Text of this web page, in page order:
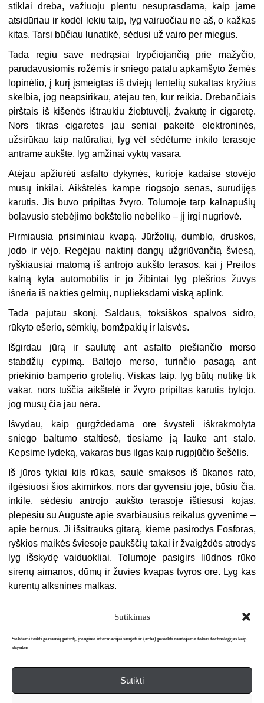
Sutikimas
Siekdami teikti geriausią patirtį, įrenginio informacijai saugoti ir (arba) pasiekti naudojame tokias technologijas kaip
slapukus.
Sutikti
stiklai dreba, važiuoju plentu nesuprasdama, kaip jame
atsidūriau ir kodėl lekiu taip, lyg vairuočiau ne aš, o kažkas
kitas. Tarsi būčiau lunatikė, sėdusi už vairo per miegus.
Tada regiu save nedrąsiai trypčiojančią prie mažyčio,
parudavusiomis rožėmis ir sniego patalu apkamšyto žemės
lopinėlio, į kurį įsmeigtas iš dviejų lentelių sukaltas kryžius
skelbia, jog neapsirikau, atėjau ten, kur reikia. Drebančiais
pirštais iš kišenės ištraukiu žiebtuvėlį, žvakutę ir cigaretę.
Nors tikras cigaretes jau seniai pakeitė elektroninės,
užsirūkau taip natūraliai, lyg vėl sėdėtume inkilo terasoje
antrame aukšte, lyg amžinai vyktų vasara.
Atėjau apžiūrėti asfalto dykynės, kurioje kadaise stovėjo
mūsų inkilai. Aikštelės kampe riogsojo senas, surūdijęs
karutis. Jis buvo pripiltas žvyro. Tolumoje tarp kalnapušių
bolavusio stebėjimo bokštelio nebeliko – jį irgi nugriovė.
Pirmiausia prisiminiau kvapą. Jūržolių, dumblo, druskos,
jodo ir vėjo. Regėjau naktinį dangų užgriūvančią šviesą,
ryškiausiai matomą iš antrojo aukšto terasos, kai į Preilos
kalną kyla automobilis ir jo žibintai lyg plėšrios žuvys
išneria iš nakties gelmių, nuplieksdami viską aplink.
Tada pajutau skonį. Saldaus, toksiškos spalvos sidro,
rūkyto ešerio, sėmkių, bomžpakių ir laisvės.
Išgirdau jūrą ir saulutę ant asfalto piešiančio merso
stabdžių cypimą. Baltojo merso, turinčio pasagą ant
priekinio bamperio grotelių. Viskas taip, lyg būtų nutikę tik
vakar, nors tuščia aikštelė ir žvyro pripiltas karutis bylojo,
jog mūsų čia jau nėra.
Išvydau, kaip gurgždėdama ore švysteli iškrakmolyta
sniego baltumo staltiesė, tiesiame ją lauke ant stalo.
Kepsime lydeką, vakaras bus ilgas kaip rugpjūčio šešėlis.
Iš jūros tykiai kils rūkas, saulė smaksos iš ūkanos rato,
ilgėsiuosi šios akimirkos, nors dar gyvensiu joje, būsiu čia,
inkile, sėdėsiu antrojo aukšto terasoje ištiesusi kojas,
plepėsiu su Auguste apie svarbiausius reikalus gyvenime –
apie bernus. Ji išsitrauks gitarą, kieme pasirodys Fosforas,
ryškios maikės šviesoje paukščių takai ir žvaigždės atrodys
lyg išskydę vaiduokliai. Tolumoje pasigirs liūdnos rūko
sirenų aimanos, dūmų ir žuvies kvapas tvyros ore. Lyg kas
kūrentų alksnines malkas.